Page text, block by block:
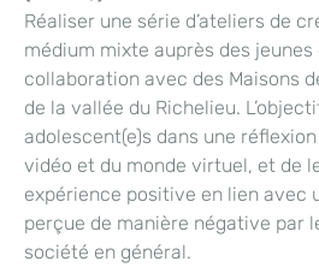
Réaliser une série d’ateliers de
médium mixte auprès des jeunes
collaboration avec des Maisons
de la vallée du Richelieu.
adolescent(e)s dans une
vidéo et du monde virtuel, et de
expérience positive en lien avec
perçue de manière négative par
société en général.